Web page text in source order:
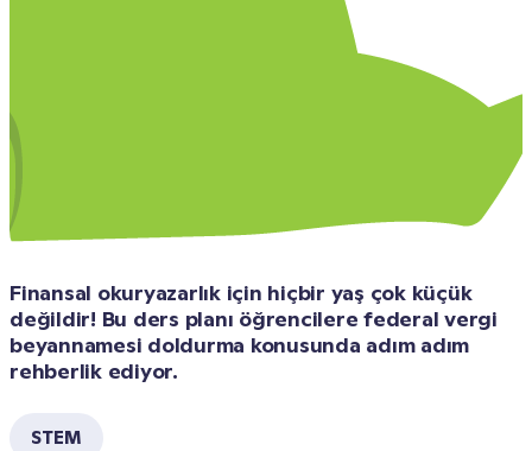
Finansal okuryazarlık için hiçbir yaş çok küçük
değildir! Bu ders planı öğrencilere federal vergi
beyannamesi doldurma konusunda adım adım
rehberlik ediyor.
STEM